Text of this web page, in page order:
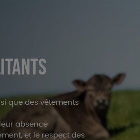
que des vêtements
absence
et le respect des